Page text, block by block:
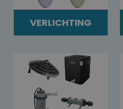
VERLICHTING